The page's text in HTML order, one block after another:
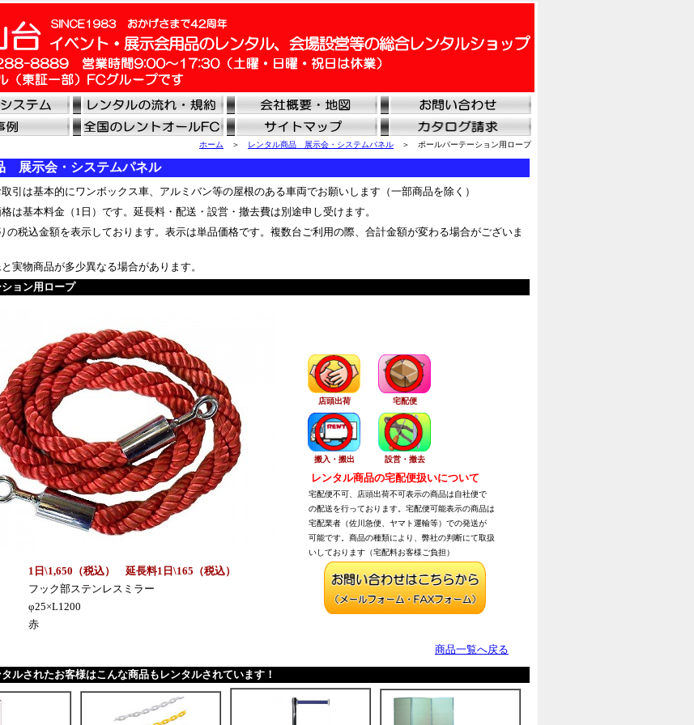
ホーム ＞ レンタル商品 展示会・システムパネル ＞ ポールパーテーション用ロープ
展示会・システムパネル
引は基本的にワンボックス車、アルミバン等の屋根のある車両でお願いします（一部商品を除く）
は基本料金（1日）です。延長料・配送・設営・撤去費は別途申し受けます。
の税込金額を表示しております。表示は単品価格です。複数台ご利用の際、合計金額が変わる場合がございま
実物商品が多少異なる場合があります。
ョン用ロープ
店頭出荷 宅配便
搬入・搬出 設営・撤去
レンタル商品の宅配便扱いについて
宅配便不可、店頭出荷不可表示の商品は自社便で
の配送を行っております。宅配便可能表示の商品は
宅配業者（佐川急便、ヤマト運輸等）での発送が
可能です。商品の種類により、弊社の判断にて取扱
いしております（宅配料お客様ご負担）
1日\1,650（税込） 延長料1日\165（税込）
フック部ステンレスミラー
φ25×L1200
赤
商品一覧へ戻る
ルされたお客様はこんな商品もレンタルされています！